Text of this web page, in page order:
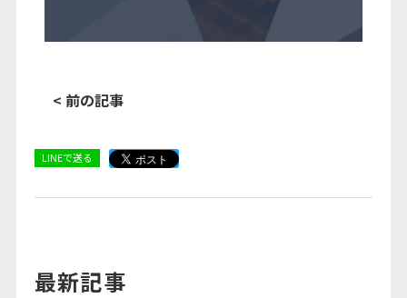
< 前の記事
LINEで送る
最新記事